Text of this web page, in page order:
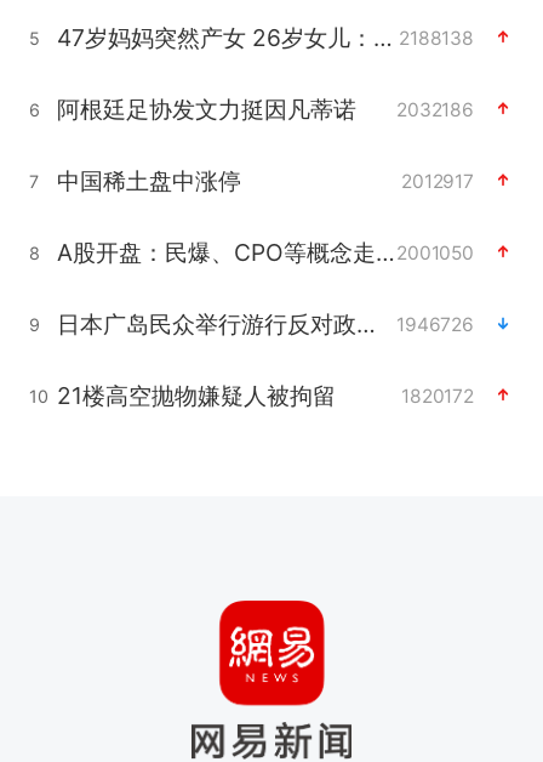
5 47岁妈妈突然产女 26岁女儿：很震惊 2188138
6 阿根廷足协发文力挺因凡蒂诺 2032186
7 中国稀土盘中涨停 2012917
8 A股开盘：民爆、CPO等概念走强2001050
9 日本广岛民众举行游行反对政府行径 1946726
10 21楼高空抛物嫌疑人被拘留 1820172